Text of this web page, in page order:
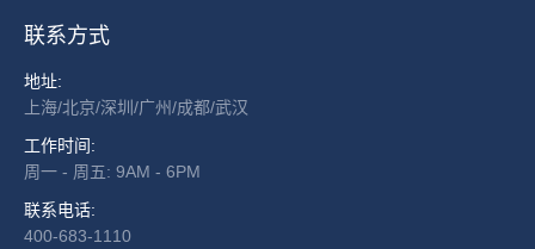
联系方式
地址:
上海/北京/深圳/广州/成都/武汉
工作时间:
周一 - 周五: 9AM - 6PM
联系电话:
400-683-1110